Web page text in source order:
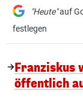
"Heute"auf
festlegen
Franziskus
öffentlich